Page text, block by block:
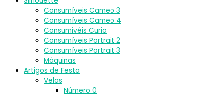
Consumíveis Cameo 3
Consumíveis Cameo 4
Consumivéis Curio
Consumíveis Portrait 2
Consumíveis Portrait 3
Máquinas
Artigos de Festa
Velas
Número 0